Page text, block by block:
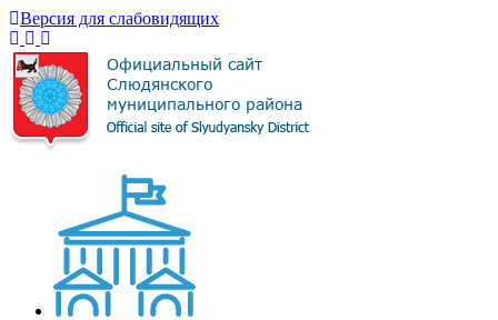
Версия для слабовидящих